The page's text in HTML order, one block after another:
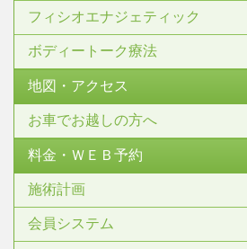
フィシオエナジェティック
ボディートーク療法
地図・アクセス
お車でお越しの方へ
料金・ＷＥＢ予約
施術計画
会員システム